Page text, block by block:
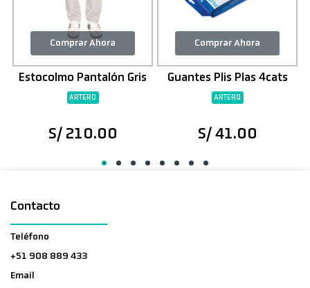
Comprar Ahora
Estocolmo Pantalón Gris
ARTERO
S/ 210.00
Comprar Ahora
Guantes Plis Plas 4cats
ARTERO
S/ 41.00
Contacto
Teléfono
+51 908 889 433
Email